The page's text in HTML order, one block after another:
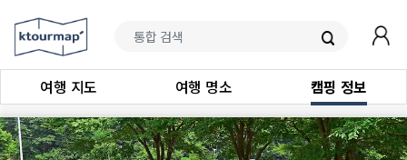
여행 지도 여행 명소 캠핑 정보